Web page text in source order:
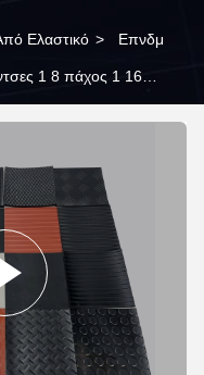
Ελαστικό > Επνδμ
1 8 πάχος 1 16